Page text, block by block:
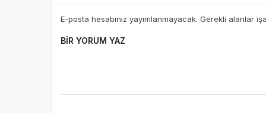
E-posta hesabınız yayımlanmayacak. Gerekli alanlar
BIR YORUM YAZ